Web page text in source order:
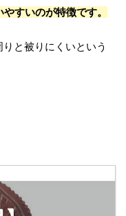
すいのが特徴です。
と被りにくいという